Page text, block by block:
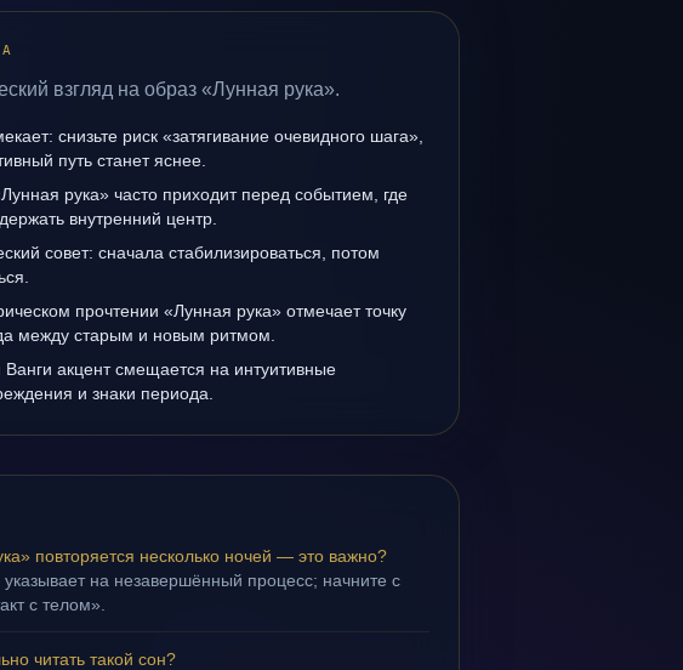
взгляд на образ «Лунная рука».
снизьте риск «затягивание очевидного шага»,
путь станет яснее.
рука» часто приходит перед событием, где
внутренний центр.
совет: сначала стабилизироваться, потом
прочтении «Лунная рука» отмечает точку
между старым и новым ритмом.
Ванги акцент смещается на интуитивные
и знаки периода.
повторяется несколько ночей — это важно?
на незавершённый процесс; начните с
с телом».
читать такой сон?